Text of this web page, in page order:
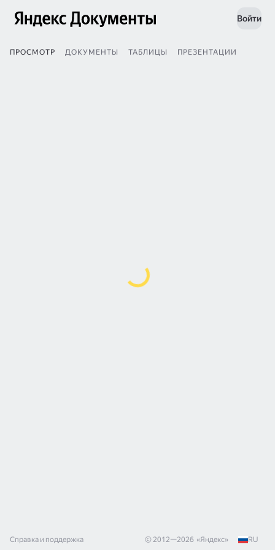
Войти
ПРОСМОТР ДОКУМЕНТЫ ТАБЛИЦЫ ПРЕЗЕНТАЦИИ
Справка и поддержка © 2012—2026 «Яндекс» RU